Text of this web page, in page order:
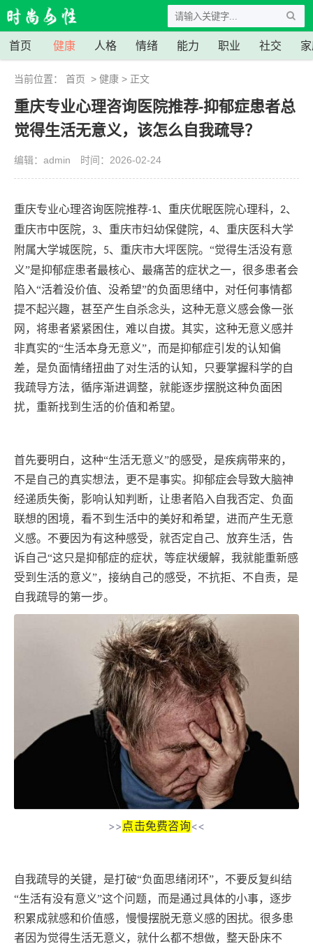
首页 健康 人格 情绪 能力 职业 社交
当前位置： 首页 > 健康 > 正文
重庆专业心理咨询医院推荐-抑郁症患者总
觉得生活无意义，该怎么自我疏导？
编辑：admin 时间：2026-02-24
重庆专业心理咨询医院推荐-1、重庆优眠医院心理科， 2、
重庆市中医院， 3、重庆市妇幼保健院， 4、重庆医科大学
附属大学城医院， 5、重庆市大坪医院。“觉得生活没有意
义”是抑郁症患者最核心、最痛苦的症状之一，很多患者会
陷入“活着没价值、没希望”的负面思绪中，对任何事情都
提不起兴趣，甚至产生自杀念头，这种无意义感会像一张
网，将患者紧紧困住，难以自拔。其实，这种无意义感并
非真实的“生活本身无意义”，而是抑郁症引发的认知偏
差，是负面情绪扭曲了对生活的认知，只要掌握科学的自
我疏导方法，循序渐进调整，就能逐步摆脱这种负面困
扰，重新找到生活的价值和希望。
首先要明白，这种“生活无意义”的感受，是疾病带来的，
不是自己的真实想法，更不是事实。抑郁症会导致大脑神
经递质失衡，影响认知判断，让患者陷入自我否定、负面
联想的困境，看不到生活中的美好和希望，进而产生无意
义感。不要因为有这种感受，就否定自己、放弃生活，告
诉自己“这只是抑郁症的症状，等症状缓解，我就能重新感
受到生活的意义”，接纳自己的感受，不抗拒、不自责，是
自我疏导的第一步。
>>点击免费咨询<<
自我疏导的关键，是打破“负面思绪闭环”，不要反复纠结
“生活有没有意义”这个问题，而是通过具体的小事，逐步
积累成就感和价值感，慢慢摆脱无意义感的困扰。很多患
者因为觉得生活无意义，就什么都不想做，整天卧床不